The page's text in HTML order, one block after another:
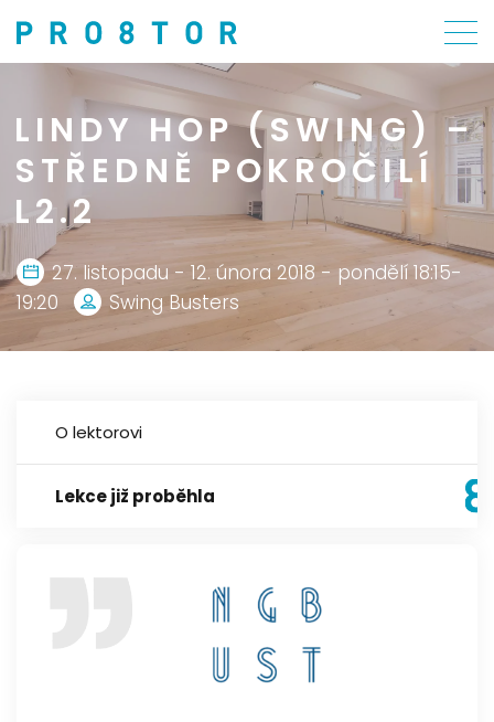
LINDY HOP (SWING) –
STŘEDNĚ POKROČILÍ
L2.2
27. listopadu - 12. února 2018 - pondělí 18:15-
19:20
Swing Busters
O lektorovi
Lekce již proběhla